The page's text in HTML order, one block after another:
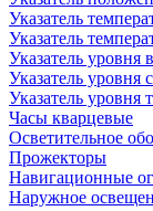
Указатель
Указатель
Указатель уровня
Указатель уровня
Указатель уровня
Часы кварцевые
Осветительное
Прожекторы
Навигационные
Наружное